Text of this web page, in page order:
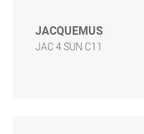
JACQUEMUS
JAC 4 SUN C11